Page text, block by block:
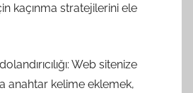
kaçınma stratejilerini ele
Web sitenize
anahtar kelime eklemek,